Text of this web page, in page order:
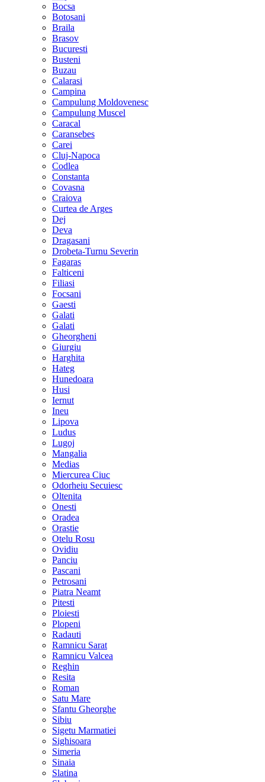
Bocsa
Botosani
Braila
Brasov
Bucuresti
Busteni
Buzau
Calarasi
Campina
Campulung Moldovenesc
Campulung Muscel
Caracal
Caransebes
Carei
Cluj-Napoca
Codlea
Constanta
Covasna
Craiova
Curtea de Arges
Dej
Deva
Dragasani
Drobeta-Turnu Severin
Fagaras
Falticeni
Filiasi
Focsani
Gaesti
Galati
Galati
Gheorgheni
Giurgiu
Harghita
Hateg
Hunedoara
Husi
Iernut
Ineu
Lipova
Ludus
Lugoj
Mangalia
Medias
Miercurea Ciuc
Odorheiu Secuiesc
Oltenita
Onesti
Oradea
Orastie
Otelu Rosu
Ovidiu
Panciu
Pascani
Petrosani
Piatra Neamt
Pitesti
Ploiesti
Plopeni
Radauti
Ramnicu Sarat
Ramnicu Valcea
Reghin
Resita
Roman
Satu Mare
Sfantu Gheorghe
Sibiu
Sigetu Marmatiei
Sighisoara
Simeria
Sinaia
Slatina